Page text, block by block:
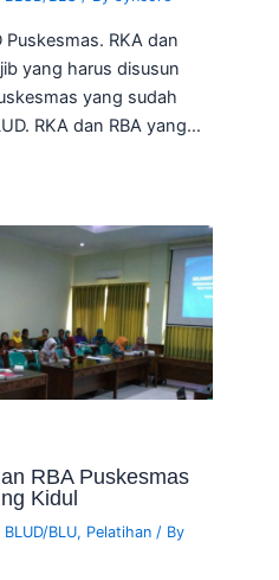
Puskesmas. RKA dan
yang harus disusun
yang sudah
RKA dan RBA yang…
RBA Puskesmas
Kidul
BLUD/BLU, Pelatihan / By